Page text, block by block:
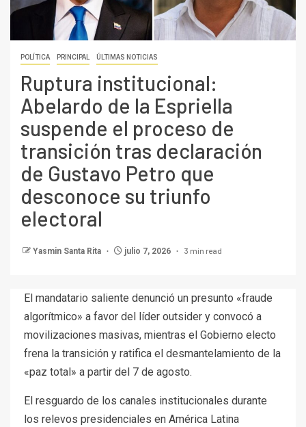
POLÍTICA PRINCIPAL ÚLTIMAS NOTICIAS
Ruptura institucional:
Abelardo de la Espriella
suspende el proceso de
transición tras declaración
de Gustavo Petro que
desconoce su triunfo
electoral
Yasmin Santa Rita julio 7, 2026 3 min read
El mandatario saliente denunció un presunto «fraude
algorítmico» a favor del líder outsider y convocó a
movilizaciones masivas, mientras el Gobierno electo
frena la transición y ratifica el desmantelamiento de la
«paz total» a partir del 7 de agosto.
El resguardo de los canales institucionales durante
los relevos presidenciales en América Latina